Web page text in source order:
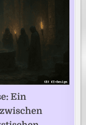
Ein